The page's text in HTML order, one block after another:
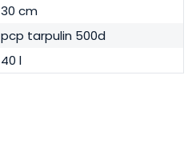
30 cm
pcp tarpulin 500d
40 l